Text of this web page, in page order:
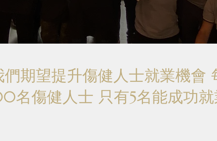
們期望提升傷健人士就業機會
名傷健人士 只有5名能成功